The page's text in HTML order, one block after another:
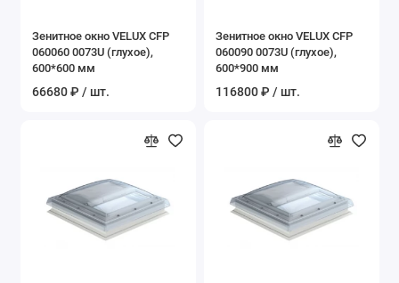
Зенитное окно VELUX CFP
060060 0073U (глухое),
600*600 мм
66680 ₽ / шт.
Зенитное окно VELUX CFP
060090 0073U (глухое),
600*900 мм
116800 ₽ / шт.